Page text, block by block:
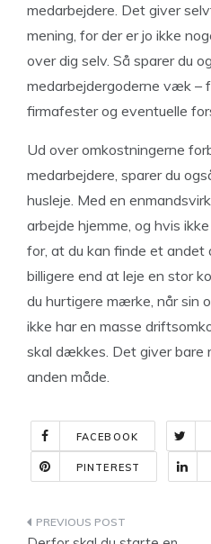
medarbejdere. Det giver
mening, for der er jo ikke
over dig selv. Så sparer du
medarbejdergoderne væk –
firmafester og eventuelle
Ud over omkostningerne
medarbejdere, sparer du
husleje. Med en
arbejde hjemme, og hvis
for, at du kan finde et andet
billigere end at leje en stor
du hurtigere mærke, når sin
ikke har en masse
skal dækkes. Det giver bare
anden måde.
FACEBOOK
PINTEREST